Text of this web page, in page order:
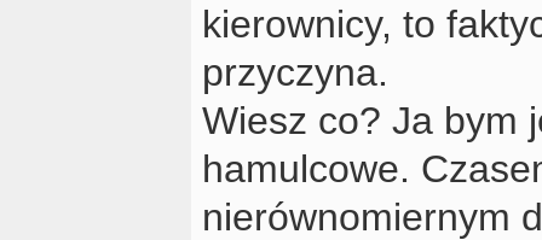
kierownicy, to
przyczyna.
Wiesz co? Ja bym
hamulcowe.
nierównomiernym